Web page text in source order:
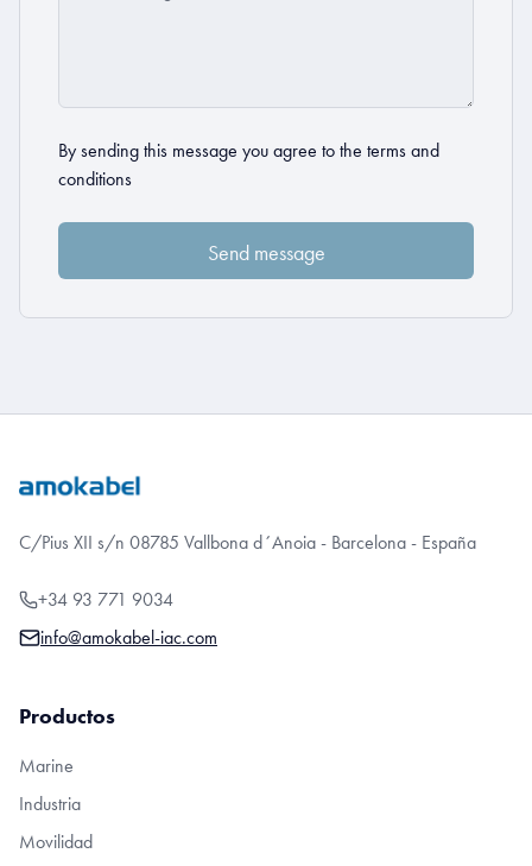
By sending this message you agree to the terms and
conditions
C/Pius XII s/n 08785 Vallbona d´Anoia - Barcelona - España
+34 93 771 9034
info@amokabel-iac.com
Productos
Marine
Industria
Movilidad